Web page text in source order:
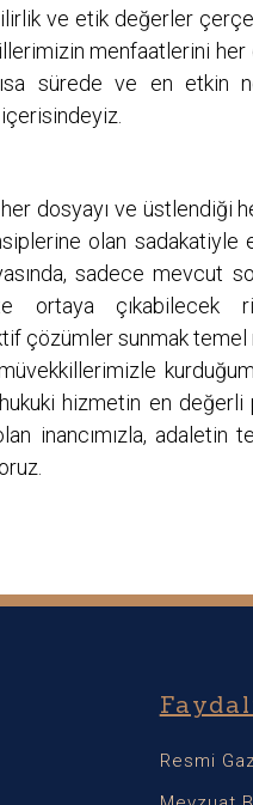
ve etik değerler
menfaatlerini her
sürede ve en etkin
dosyayı ve üstlendiği
olan sadakatiyle
sadece mevcut
ortaya çıkabilecek
çözümler sunmak temel
hizmetin en değerli
inancımızla, adaletin
Resmi